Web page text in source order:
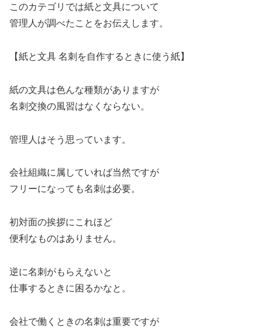
このカテゴリでは紙と文具について
管理人が調べたことをお伝えします。
【紙と文具 名刺を自作するときに使う紙】
紙の文具は色んな種類がありますが
名刺交換の風習はなくならない。
管理人はそう思っています。
会社組織に属していれば当然ですが
フリーになっても名刺は必要。
初対面の挨拶にこれほど
便利なものはありません。
逆に名刺がもらえないと
仕事するときに困るかなと。
会社で働くときの名刺は重要ですが